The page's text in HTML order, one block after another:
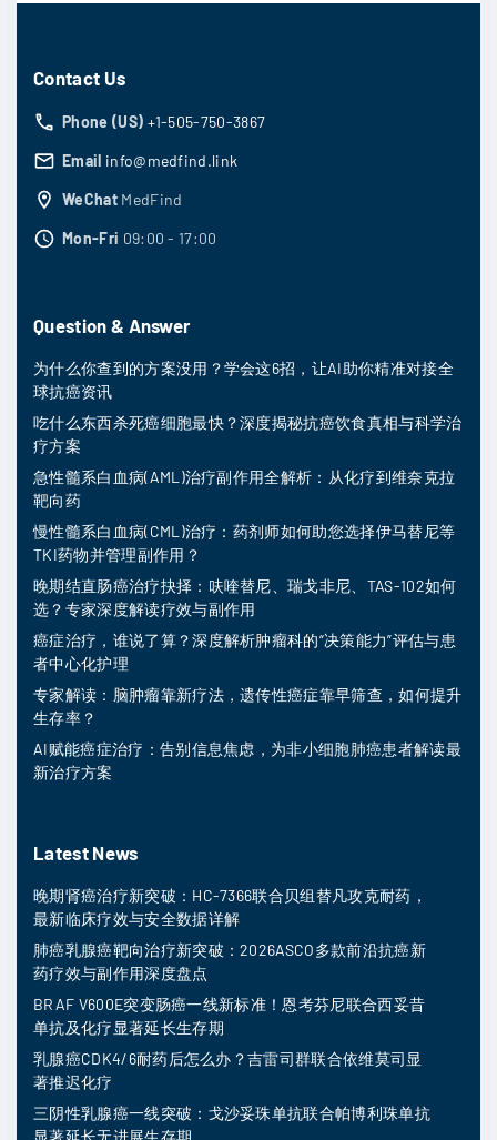
Contact Us
Phone (US) +1-505-750-3867
Email info@medfind.link
WeChat MedFind
Mon-Fri 09:00 - 17:00
Question & Answer
为什么你查到的方案没用？学会这6招，让AI助你精准对接全
球抗癌资讯
吃什么东西杀死癌细胞最快？深度揭秘抗癌饮食真相与科学治
疗方案
急性髓系白血病(AML)治疗副作用全解析：从化疗到维奈克拉
靶向药
慢性髓系白血病(CML)治疗：药剂师如何助您选择伊马替尼等
TKI药物并管理副作用？
晚期结直肠癌治疗抉择：呋喹替尼、瑞戈非尼、TAS-102如何
选？专家深度解读疗效与副作用
癌症治疗，谁说了算？深度解析肿瘤科的“决策能力”评估与患
者中心化护理
专家解读：脑肿瘤靠新疗法，遗传性癌症靠早筛查，如何提升
生存率？
AI赋能癌症治疗：告别信息焦虑，为非小细胞肺癌患者解读最
新治疗方案
Latest News
晚期肾癌治疗新突破：HC-7366联合贝组替凡攻克耐药，
最新临床疗效与安全数据详解
肺癌乳腺癌靶向治疗新突破：2026ASCO多款前沿抗癌新
药疗效与副作用深度盘点
BRAF V600E突变肠癌一线新标准！恩考芬尼联合西妥昔
单抗及化疗显著延长生存期
乳腺癌CDK4/6耐药后怎么办？吉雷司群联合依维莫司显
著推迟化疗
三阴性乳腺癌一线突破：戈沙妥珠单抗联合帕博利珠单抗
显著延长无进展生存期